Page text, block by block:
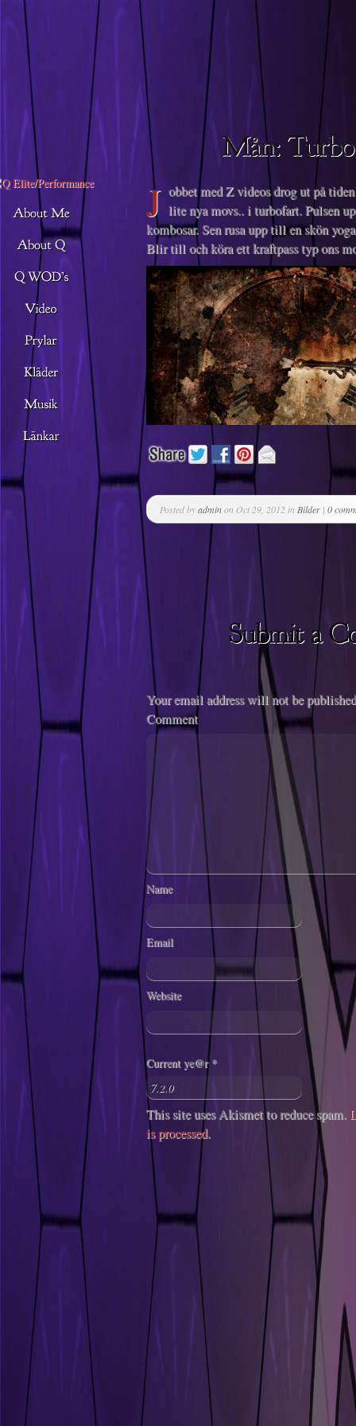
Descargar musica
J obbet med Z videos drog ut på
lite nya movs.. i turbofart. Pulsen
kombosar. Sen rusa upp till en skön
Blir till och köra ett kraftpass typ ons
Posted byadminon Oct 29, 2012 in Bilder | 0
Your email address will not be
Comment
Name
Email
Website
Current ye@r*
This site uses Akismet to reduce spam.
is processed.